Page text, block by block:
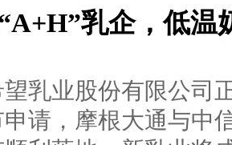
乳企，低温
乳业股份有限公司
请，摩根大通与中